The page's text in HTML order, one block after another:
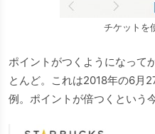
チケットを
ポイントがつくようになって
とんど。これは2018年の6月
例。ポイントが倍つくという